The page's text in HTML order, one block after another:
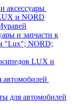
аксессуары
и NORD
и запчасти к
"Lux"; NORD;
LUX и
для автомобилей